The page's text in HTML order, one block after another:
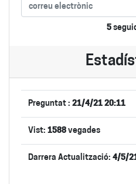
5
Preguntat : 21/4/21 20:11
Vist: 1588 vegades
Darrera Actualització: 4/5/